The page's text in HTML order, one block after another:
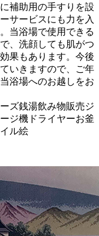
補助用の手すりを設
サービスにも力を入
当浴場で使用できる
、洗顔しても肌がつ
果もあります。今後
いきますので、ご年
浴場へのお越しをお
ズ銭湯飲み物販売ジ
ジ機 ドライヤーお釜
ル絵